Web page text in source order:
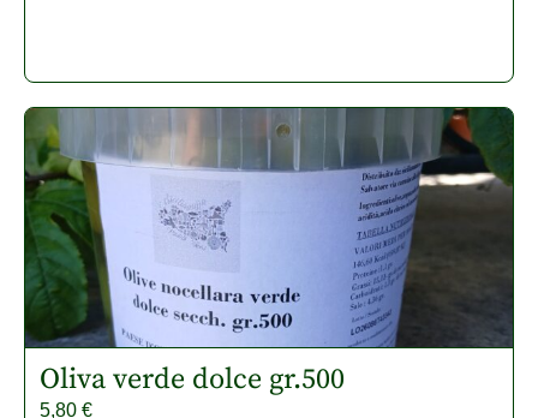
Oliva verde dolce gr.500
5,80 €